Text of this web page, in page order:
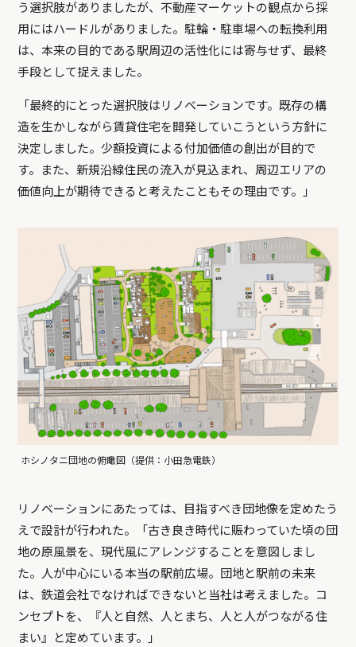
う選択肢がありましたが、不動産マーケットの観点から採
用にはハードルがありました。駐輪・駐車場への転換利用
は、本来の目的である駅周辺の活性化には寄与せず、最終
手段として捉えました。
「最終的にとった選択肢はリノベーションです。既存の構
造を生かしながら賃貸住宅を開発していこうという方針に
決定しました。少額投資による付加価値の創出が目的で
す。また、新規沿線住民の流入が見込まれ、周辺エリアの
価値向上が期待できると考えたこともその理由です。」
ホシノタニ団地の俯瞰図（提供：小田急電鉄）
リノベーションにあたっては、目指すべき団地像を定めたう
えで設計が行われた。「古き良き時代に賑わっていた頃の団
地の原風景を、現代風にアレンジすることを意図しまし
た。人が中心にいる本当の駅前広場。団地と駅前の未来
は、鉄道会社でなければできないと当社は考えました。コ
ンセプトを、『人と自然、人とまち、人と人がつながる住
まい』と定めています。」